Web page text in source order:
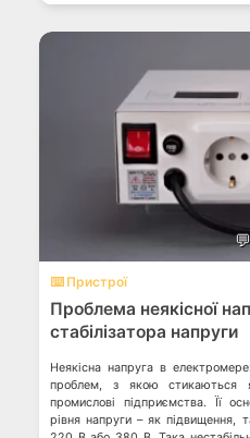
⌨️ Пристрої
Проблема неякісної
стабілізатора напруги
Неякісна напруга в
проблем, з якою стикаються
промислові підприємства. Її
рівня напруги – як підвищення,